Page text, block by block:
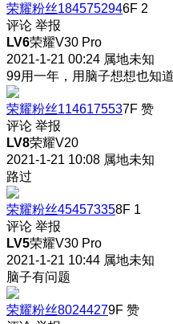
荣耀粉丝1845752946F 2
评论 举报
LV6荣耀V30 Pro
2021-1-21 00:24 属地未知
99用一年，用脑子想想也知
荣耀粉丝1146175537F 赞
评论 举报
LV8荣耀V20
2021-1-21 10:08 属地未知
路过
荣耀粉丝454573358F 1
评论 举报
LV5荣耀V30 Pro
2021-1-21 10:44 属地未知
脑子有问题
荣耀粉丝80244279F 赞